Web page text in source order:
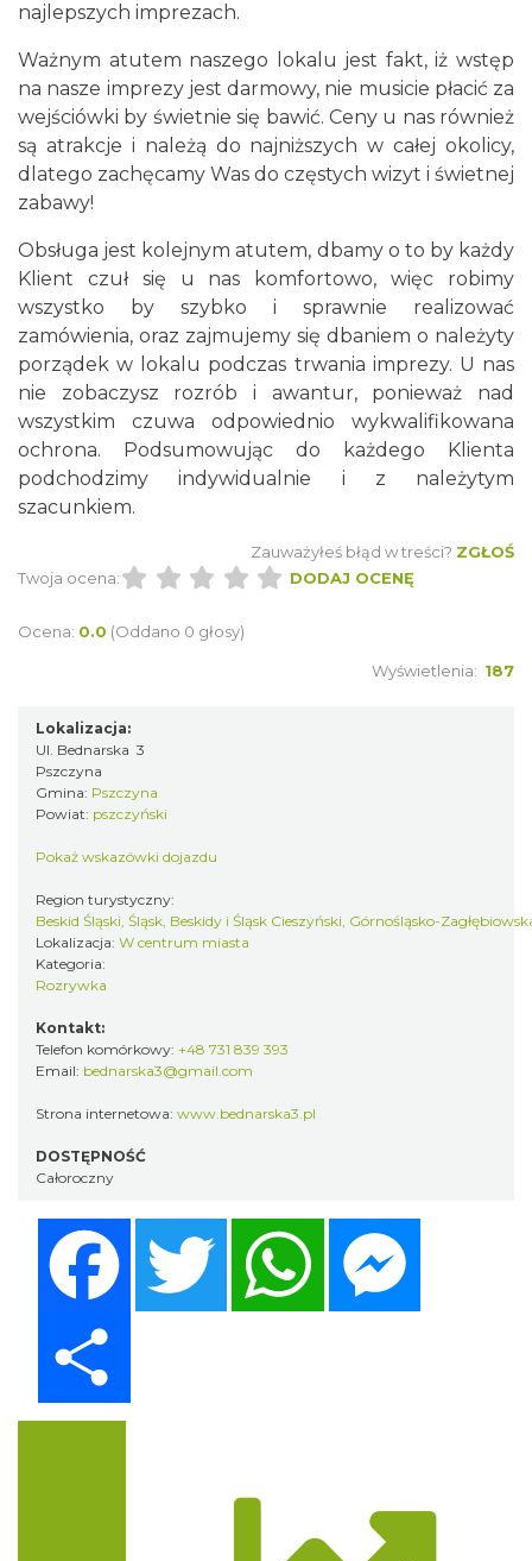
najlepszych imprezach.
Ważnym atutem naszego lokalu jest fakt, iż wstęp
na nasze imprezy jest darmowy, nie musicie płacić za
wejściówki by świetnie się bawić. Ceny u nas również
są atrakcje i należą do najniższych w całej okolicy,
dlatego zachęcamy Was do częstych wizyt i świetnej
zabawy!
Obsługa jest kolejnym atutem, dbamy o to by każdy
Klient czuł się u nas komfortowo, więc robimy
wszystko by szybko i sprawnie realizować
zamówienia, oraz zajmujemy się dbaniem o należyty
porządek w lokalu podczas trwania imprezy. U nas
nie zobaczysz rozrób i awantur, ponieważ nad
wszystkim czuwa odpowiednio wykwalifikowana
ochrona. Podsumowując do każdego Klienta
podchodzimy indywidualnie i z należytym
szacunkiem.
Zauważyłeś błąd w treści? ZGŁOŚ
Twoja ocena:
DODAJ OCENĘ
Ocena: 0.0 (Oddano 0 głosy)
Wyświetlenia: 187
Lokalizacja:
Ul. Bednarska 3
Pszczyna
Gmina: Pszczyna
Powiat: pszczyński
Pokaż wskazówki dojazdu
Region turystyczny:
Beskid Śląski, Śląsk, Beskidy i Śląsk Cieszyński, Górnośląsko-
Lokalizacja: W centrum miasta
Kategoria:
Rozrywka
Kontakt:
Telefon komórkowy: +48 731 839 393
Email: bednarska3@gmail.com
Strona internetowa: www.bednarska3.pl
DOSTĘPNOŚĆ
Całoroczny
Twitter WhatsApp
Trasa